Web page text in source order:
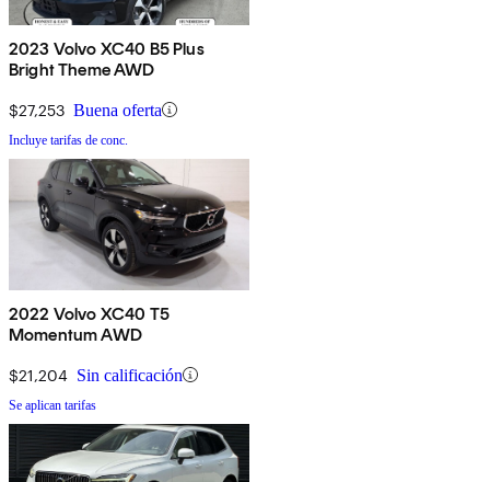
2023 Volvo XC40 B5 Plus
Bright Theme AWD
$27,253 Buena oferta
Incluye tarifas de conc.
2022 Volvo XC40 T5
Momentum AWD
$21,204 Sin calificación
Se aplican tarifas